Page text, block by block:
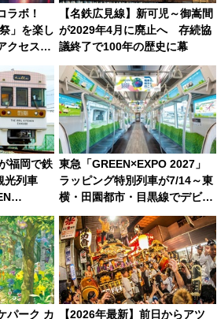
ラボ！
」を楽し
クセスの
【名鉄広見線】新可児～御嵩間
が2029年4月に廃止へ 存続協
議終了で100年の歴史に幕
福岡で鉄
光列車
岡･太宰
が公開
東急「GREEN×EXPO 2027」
ラッピング特別列車が7/14～東
横・田園都市・目黒線でデビュ
ー！ 注目の編成やデザインまと
め
パーク カ 【2026年最新】前日からアツ